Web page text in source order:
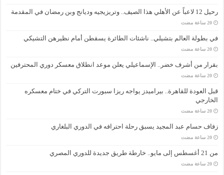
رحيل 12 لاعباً عن الأهلي هذا الصيف.. وتريزيجيه وديانج وبن رمضان في المقدمة
‏20 ساعة مضت
في بطولة العالم بتشيلي.. ناشئات الطائرة يسقطن أمام نظيرهن التشيكي
‏20 ساعة مضت
بقرار من أشرف خضر.. الإسماعيلي يعلن موعد انطلاق معسكر دوري المحترفين
‏20 ساعة مضت
قبل العودة للقاهرة.. بيراميدز يواجه ريزا سبورت التركي في ختام معسكره
الخارجي
‏20 ساعة مضت
زفاف حسام عبد المجيد يسبق رحلة احترافه في الدوري البلغاري
‏20 ساعة مضت
من 21 أغسطس إلى مايو.. خارطة طريق جديدة للدوري المصري
‏20 ساعة مضت